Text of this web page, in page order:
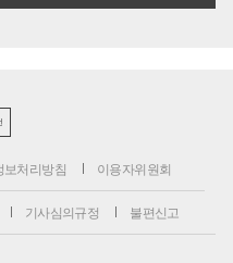
보처리방침 이용자위원회
기사심의규정 불편신고